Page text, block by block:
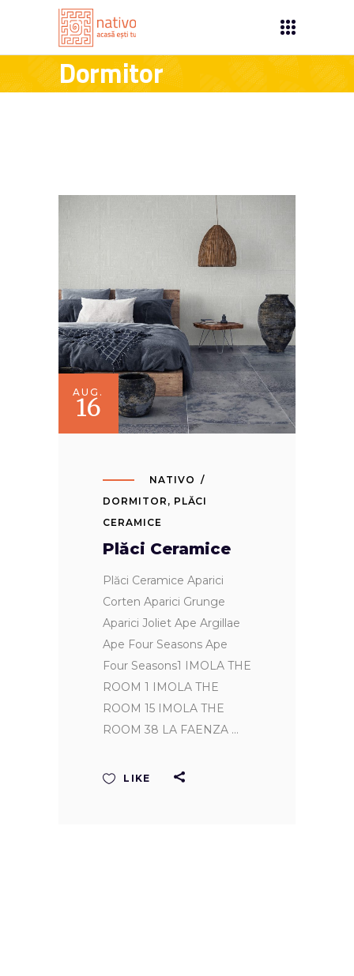
Dormitor
AUG.
16
NATIVO
DORMITOR , PLĂCI
CERAMICE
Plăci Ceramice
Plăci Ceramice Aparici
Corten Aparici Grunge
Aparici Joliet Ape Argillae
Ape Four Seasons Ape
Four Seasons1 IMOLA THE
ROOM 1 IMOLA THE
ROOM 15 IMOLA THE
ROOM 38 LA FAENZA
LIKE